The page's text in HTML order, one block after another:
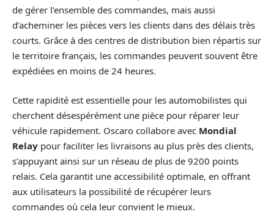
de gérer l’ensemble des commandes, mais aussi
d’acheminer les pièces vers les clients dans des délais très
courts. Grâce à des centres de distribution bien répartis sur
le territoire français, les commandes peuvent souvent être
expédiées en moins de 24 heures.
Cette rapidité est essentielle pour les automobilistes qui
cherchent désespérément une pièce pour réparer leur
véhicule rapidement. Oscaro collabore avec Mondial
Relay pour faciliter les livraisons au plus près des clients,
s’appuyant ainsi sur un réseau de plus de 9200 points
relais. Cela garantit une accessibilité optimale, en offrant
aux utilisateurs la possibilité de récupérer leurs
commandes où cela leur convient le mieux.